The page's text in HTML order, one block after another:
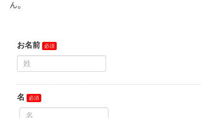
ん。